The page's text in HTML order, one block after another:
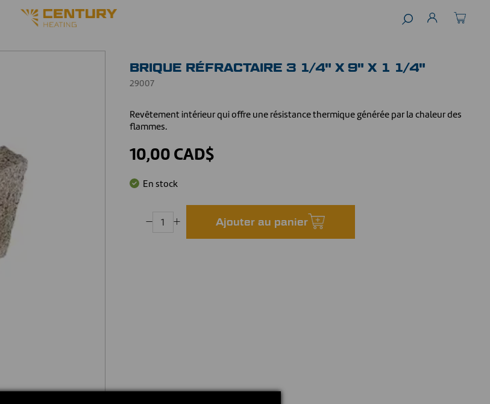
BRIQUE RÉFRACTAIRE 3 1/4" X 9" X 1 1/4"
29007
Revêtement intérieur qui offre une résistance thermique générée par la chaleur des
flammes.
10,00 CAD$
En stock
Ajouter au panier